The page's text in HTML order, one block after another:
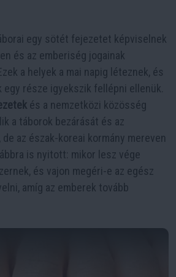
egy sötét fejezetet képviselnek
és az emberiség jogainak
a helyek a mai napig léteznek, és
egy része igyekszik fellépni ellenük.
és a nemzetközi közösség
a táborok bezárását és az
az észak-koreai kormány mereven
is nyitott: mikor lesz vége
és vajon megéri-e az egész
amíg az emberek tovább